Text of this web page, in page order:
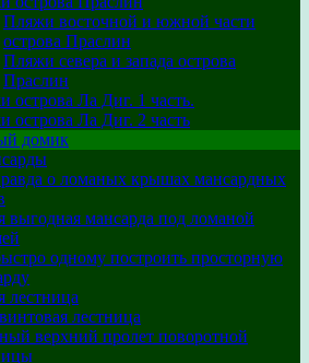
Пляжи восточной и южной части
острова Праслин
Пляжи севера и запада острова
Праслин
острова Ла Диг. 1 часть.
острова Ла Диг. 2 часть
домик
о ломаных крышах мансардных
выгодная мансарда под ломаной
одному построить просторную
лестница
лестница
верхний пролет поворотной